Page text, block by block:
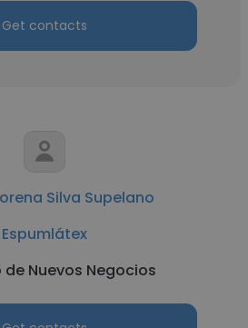
Get contacts
Silva Supelano
Espumlátex
de Nuevos Negocios